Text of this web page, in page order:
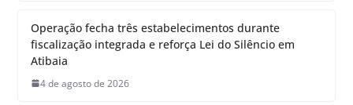
Operação fecha três estabelecimentos durante
fiscalização integrada e reforça Lei do Silêncio em
Atibaia
4 de agosto de 2026